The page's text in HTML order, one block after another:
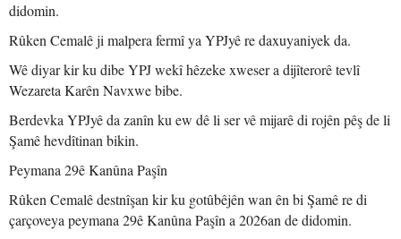
didomin.
Rûken Cemalê ji malpera fermî ya YPJyê re daxuyaniyek da.
Wê diyar kir ku dibe YPJ wekî hêzeke xweser a dijîterorê tevlî
Wezareta Karên Navxwe bibe.
Berdevka YPJyê da zanîn ku ew dê li ser vê mijarê di rojên pêş de li
Şamê hevdîtinan bikin.
Peymana 29ê Kanûna Paşîn
Rûken Cemalê destnîşan kir ku gotûbêjên wan ên bi Şamê re di
çarçoveya peymana 29ê Kanûna Paşîn a 2026an de didomin.